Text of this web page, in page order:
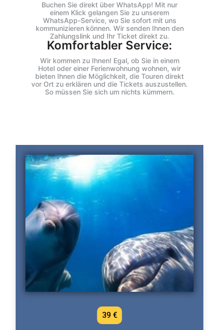
Buchen Sie direkt über WhatsApp! Mit nur
einem Klick gelangen Sie zu unserem
WhatsApp-Service, wo Sie sofort mit uns
kommunizieren können. Wir senden Ihnen den
Zahlungslink und Ihr Ticket direkt zu.
Komfortabler Service:
Wir kommen zu Ihnen! Egal, ob Sie in einem
Hotel oder einer Ferienwohnung wohnen, wir
bieten Ihnen die Möglichkeit, die Touren direkt
vor Ort zu erklären und die Tickets auszustellen.
So müssen Sie sich um nichts kümmern.
39 €